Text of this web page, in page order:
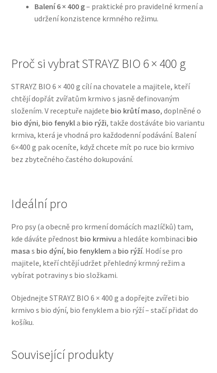
Konzervy a kapsičky pro psy
Oblečky pro psy
Pamlsky pro psy
Pelíšky pro psy
Ortopedické pelíšky
Přepravky pro psy
Veterinární dieta pro psy
Vodítka a obojky
Wolf of Wilderness
Balení 6 × 400 g– praktické pro pravidelné krmení a
udržení konzistence krmného režimu.
Proč si vybrat STRAYZ BIO 6 × 400 g
STRAYZ BIO 6 × 400 g cílí na chovatele a majitele, kteří
chtějí dopřát zvířatům krmivo s jasně definovaným
složením. V receptuře najdete bio krůtí maso, doplněné o
bio dýni, bio fenykla bio rýži, takže dostáváte bio variantu
krmiva, která je vhodná pro každodenní podávání. Balení
6×400 g pak oceníte, když chcete mít po ruce bio krmivo
bez zbytečného častého dokupování.
Ideální pro
Pro psy (a obecně pro krmení domácích mazlíčků) tam,
kde dáváte přednost bio krmivu a hledáte kombinaci bio
masa s bio dýní, bio fenyklem a bio rýží. Hodí se pro
majitele, kteří chtějí udržet přehledný krmný režim a
vybírat potraviny s bio složkami.
Objednejte STRAYZ BIO 6 × 400 g a dopřejte zvířeti bio
krmivo s bio dýní, bio fenyklem a bio rýží – stačí přidat do
košíku.
Související produkty